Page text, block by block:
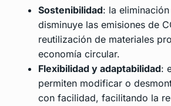
Sostenibilidad: la
disminuye las emisiones de
reutilización de materiales
economía circular.
Flexibilidad y adaptabilidad:
permiten modificar o
con facilidad, facilitando la